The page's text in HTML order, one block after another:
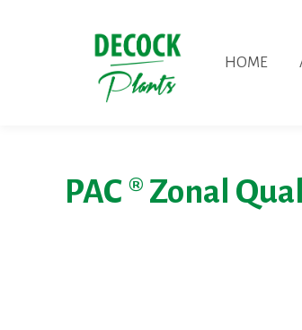
HOME
PAC ® Zonal